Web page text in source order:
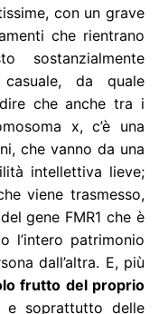
con un grave
che rientrano
sostanzialmente
da quale
che anche tra i
x, c’è una
che vanno da una
intellettiva lieve;
viene trasmesso,
gene FMR1 che è
l’intero patrimonio
dall’altra. E, più
frutto del proprio
e soprattutto delle